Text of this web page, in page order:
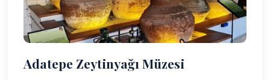
Adatepe Zeytinyağı Müzesi